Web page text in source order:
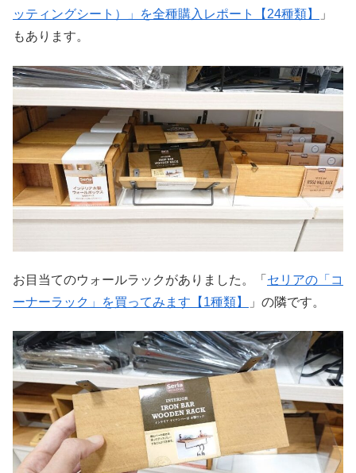
ッティングシート）」を全種購入レポート【24種類】
」
もあります。
お目当てのウォールラックがありました。「 セリアの「コ
ーナーラック」を買ってみます【1種類】
」の隣です。